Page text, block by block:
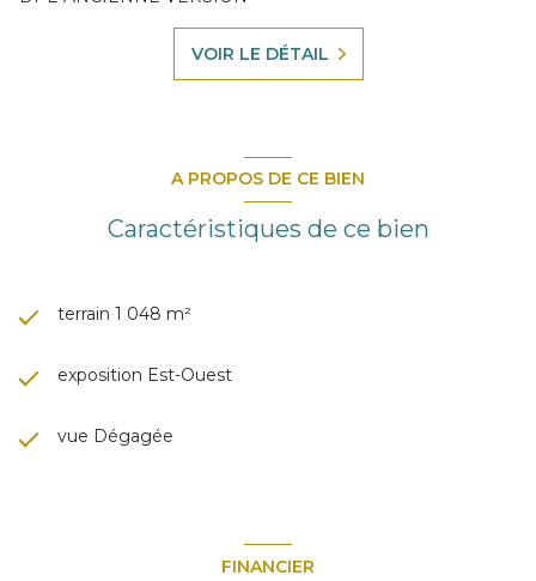
VOIR LE DÉTAIL
A PROPOS DE CE BIEN
Caractéristiques de ce bien
terrain 1 048 m²
exposition Est-Ouest
vue Dégagée
FINANCIER